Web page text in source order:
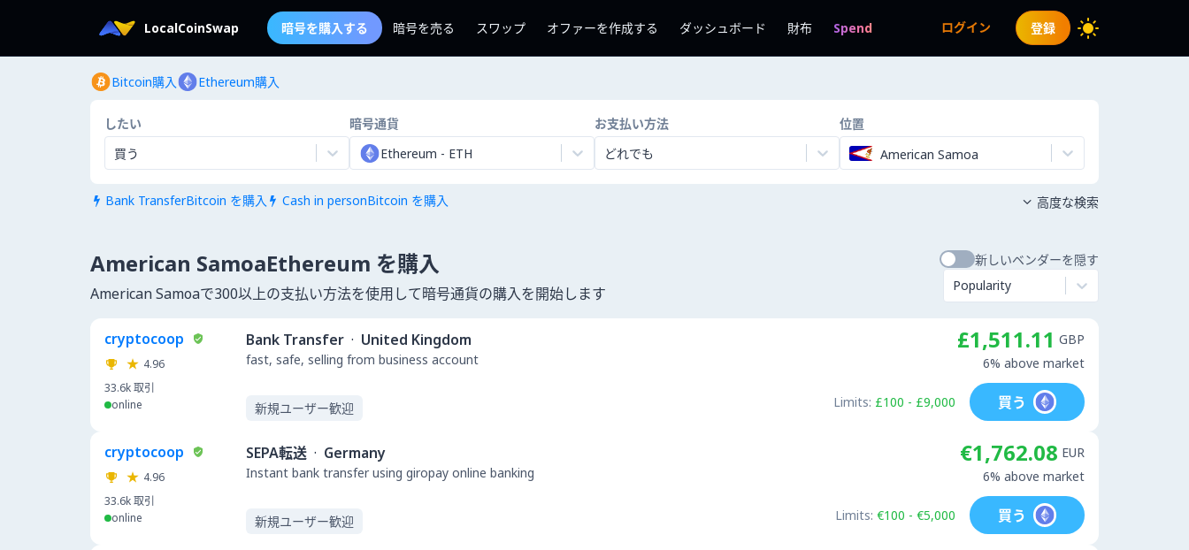
LocalCoinSwap 暗号を購入する 暗号を売る スワップ オファーを作成する ダッシュボード 財布 Spend ログイン 登録
Bitcoin購入 Ethereum購入
したい
買う
暗号通貨
Ethereum - ETH
お支払い方法
どれでも
位置
American Samoa
 Bank TransferBitcoin を購入  Cash in personBitcoin を購入  高度な検索
American SamoaEthereum を購入
American Samoaで300以上の支払い方法を使用して暗号通貨の購入を開始します
新しいベンダーを隠す
Popularity
cryptocoop
4.96
33.6k取引
online
Bank Transfer · United Kingdom
fast, safe, selling from business account
新規ユーザー歓迎
£1,511.11 GBP
6% above market
Limits: £100 - £9,000 買う
cryptocoop
4.96
33.6k取引
online
SEPA転送 · Germany
Instant bank transfer using giropay online banking
新規ユーザー歓迎
€1,762.08 EUR
6% above market
Limits: €100 - €5,000 買う